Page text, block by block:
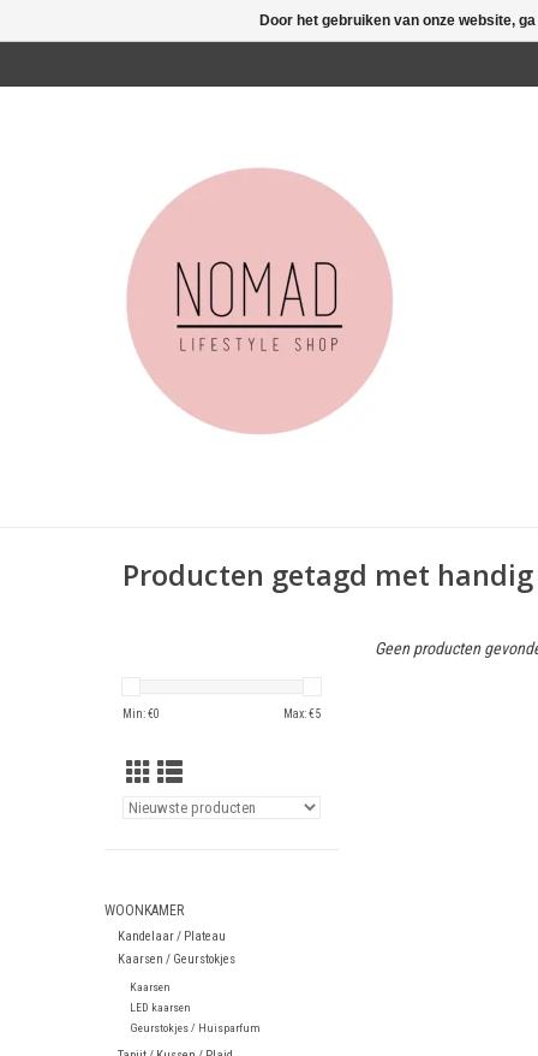
Producten getagd met handig
Min: €0 Max: €5
WOONKAMER
Kandelaar / Plateau
Kaarsen / Geurstokjes
Kaarsen
LED kaarsen
Geurstokjes / Huisparfum
Geen producten
Door het gebruiken van onze website,